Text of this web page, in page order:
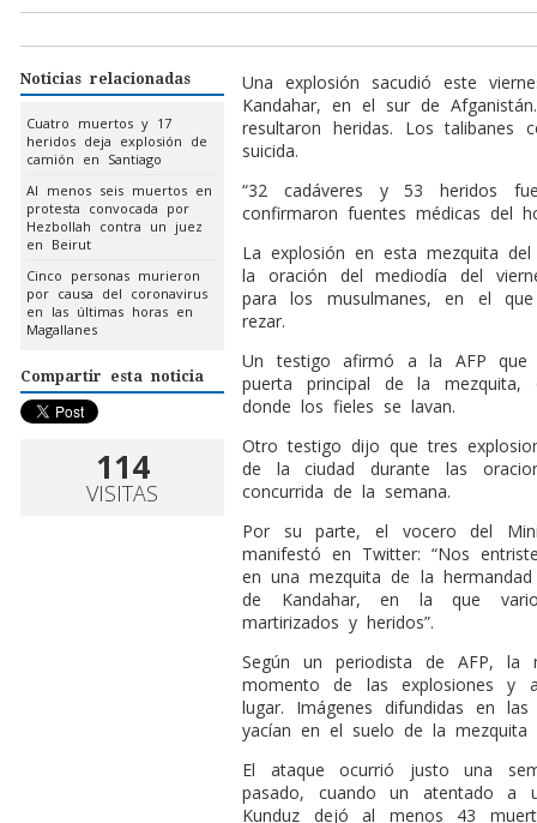
Noticias relacionadas
Cuatro muertos y 17
heridos deja explosión de
camión en Santiago
Al menos seis muertos en
protesta convocada por
Hezbollah contra un juez
en Beirut
Cinco personas murieron
por causa del coronavirus
en las últimas horas en
Magallanes
Compartir esta noticia
114
VISITAS
Una explosión sacudió este
Kandahar, en el sur de
resultaron heridas. Los
suicida.
“32 cadáveres y 53 heridos
confirmaron fuentes médicas del
La explosión en esta mezquita
la oración del mediodía del
para los musulmanes, en el
rezar.
Un testigo afirmó a la AFP que
puerta principal de la
donde los fieles se lavan.
Otro testigo dijo que tres
de la ciudad durante las
concurrida de la semana.
Por su parte, el vocero del
manifestó en Twitter: “Nos
en una mezquita de la
de Kandahar, en la que
martirizados y heridos”.
Según un periodista de AFP,
momento de las explosiones y
lugar. Imágenes difundidas en
yacían en el suelo de la mezquita
El ataque ocurrió justo una
pasado, cuando un atentado a
Kunduz dejó al menos 43